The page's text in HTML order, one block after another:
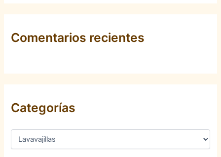
Comentarios recientes
Categorías
C